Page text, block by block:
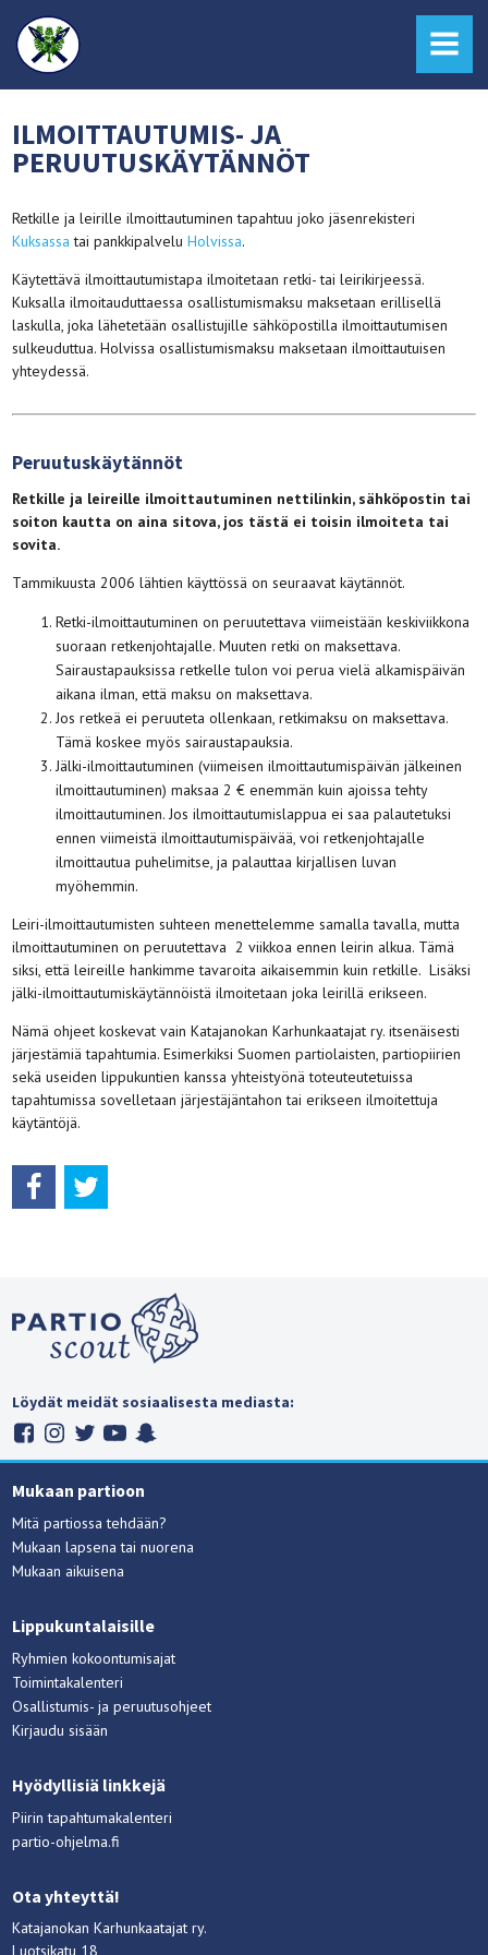
MENU
ILMOITTAUTUMIS- JA
PERUUTUSKÄYTÄNNÖT
Retkille ja leirille ilmoittautuminen tapahtuu joko jäsenrekisteri
Kuksassa tai pankkipalveluHolvissa.
Käytettävä ilmoittautumistapa ilmoitetaan retki- tai leirikirjeessä.
Kuksalla ilmoitauduttaessa osallistumismaksu maksetaan erillisellä
laskulla, joka lähetetään osallistujille sähköpostilla ilmoittautumisen
sulkeuduttua. Holvissa osallistumismaksu maksetaan ilmoittautuisen
yhteydessä.
Peruutuskäytännöt
Retkille ja leireille ilmoittautuminen nettilinkin, sähköpostin tai
soiton kautta on aina sitova, jos tästä ei toisin ilmoiteta tai
sovita.
Tammikuusta 2006 lähtien käyttössä on seuraavat käytännöt.
Retki-ilmoittautuminen on peruutettava viimeistään keskiviikkona
suoraan retkenjohtajalle. Muuten retki on maksettava.
Sairaustapauksissa retkelle tulon voi perua vielä alkamispäivän
aikana ilman, että maksu on maksettava.
Jos retkeä ei peruuteta ollenkaan, retkimaksu on maksettava.
Tämä koskee myös sairaustapauksia.
Jälki-ilmoittautuminen (viimeisen ilmoittautumispäivän jälkeinen
ilmoittautuminen) maksaa 2 € enemmän kuin ajoissa tehty
ilmoittautuminen. Jos ilmoittautumislappua ei saa palautetuksi
ennen viimeistä ilmoittautumispäivää, voi retkenjohtajalle
ilmoittautua puhelimitse, ja palauttaa kirjallisen luvan
myöhemmin.
Leiri-ilmoittautumisten suhteen menettelemme samalla tavalla, mutta
ilmoittautuminen on peruutettava 2 viikkoa ennen leirin alkua. Tämä
siksi, että leireille hankimme tavaroita aikaisemmin kuin retkille. Lisäksi
jälki-ilmoittautumiskäytännöistä ilmoitetaan joka leirillä erikseen.
Nämä ohjeet koskevat vain Katajanokan Karhunkaatajat ry. itsenäisesti
järjestämiä tapahtumia. Esimerkiksi Suomen partiolaisten, partiopiirien
sekä useiden lippukuntien kanssa yhteistyönä toteuteutetuissa
tapahtumissa sovelletaan järjestäjäntahon tai erikseen ilmoitettuja
käytäntöjä.
Löydät meidät sosiaalisesta mediasta:
Mukaan partioon
Mitä partiossa tehdään?
Mukaan lapsena tai nuorena
Mukaan aikuisena
Lippukuntalaisille
Ryhmien kokoontumisajat
Toimintakalenteri
Osallistumis- ja peruutusohjeet
Kirjaudu sisään
Hyödyllisiä linkkejä
Piirin tapahtumakalenteri
partio-ohjelma.fi
Ota yhteyttä!
Katajanokan Karhunkaatajat ry.
Luotsikatu 18